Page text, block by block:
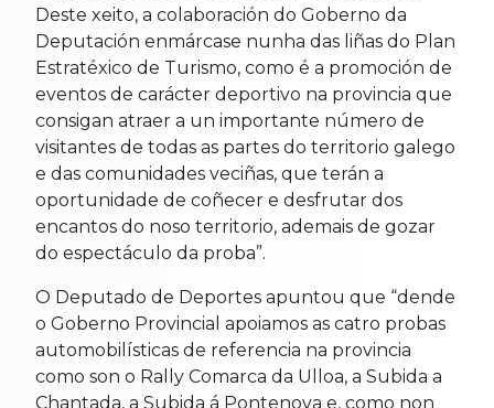
Deste xeito, a colaboración do Goberno da
Deputación enmárcase nunha das liñas do Plan
Estratéxico de Turismo, como é a promoción de
eventos de carácter deportivo na provincia que
consigan atraer a un importante número de
visitantes de todas as partes do territorio galego
e das comunidades veciñas, que terán a
oportunidade de coñecer e desfrutar dos
encantos do noso territorio, ademais de gozar
do espectáculo da proba”.
O Deputado de Deportes apuntou que “dende
o Goberno Provincial apoiamos as catro probas
automobilísticas de referencia na provincia
como son o Rally Comarca da Ulloa, a Subida a
Chantada, a Subida á Pontenova e, como non